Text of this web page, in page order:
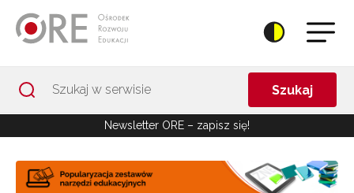
Szukaj
Newsletter ORE – zapisz się!